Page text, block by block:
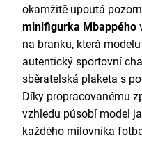
okamžitě upoutá
minifigurka Mbappého
na branku, která
autentický sportovní
sběratelská plaketa s
Díky propracovanému
vzhledu působí model
každého milovníka